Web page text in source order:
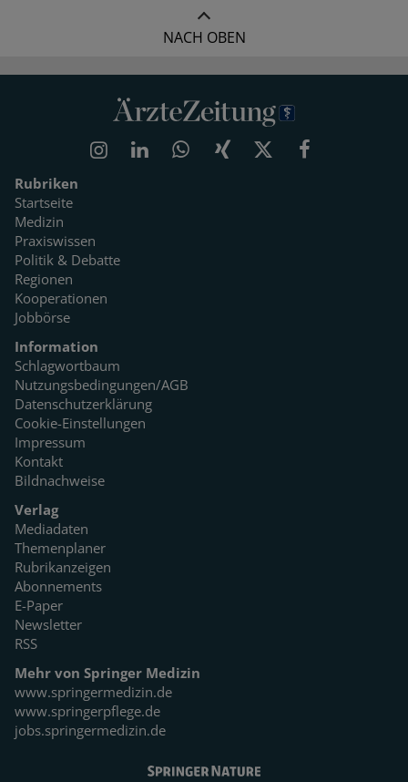
NACH OBEN
Rubriken
Startseite
Medizin
Praxiswissen
Politik & Debatte
Regionen
Kooperationen
Jobbörse
Information
Schlagwortbaum
Nutzungsbedingungen/AGB
Datenschutzerklärung
Cookie-Einstellungen
Impressum
Kontakt
Bildnachweise
Verlag
Mediadaten
Themenplaner
Rubrikanzeigen
Abonnements
E-Paper
Newsletter
RSS
Mehr von Springer Medizin
www.springermedizin.de
www.springerpflege.de
jobs.springermedizin.de